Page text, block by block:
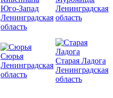
Юго-Запад
Ленинградская
область
Ленинградская
область
Сюрья
Ленинградская
область
Старая Ладога
Ленинградская
область